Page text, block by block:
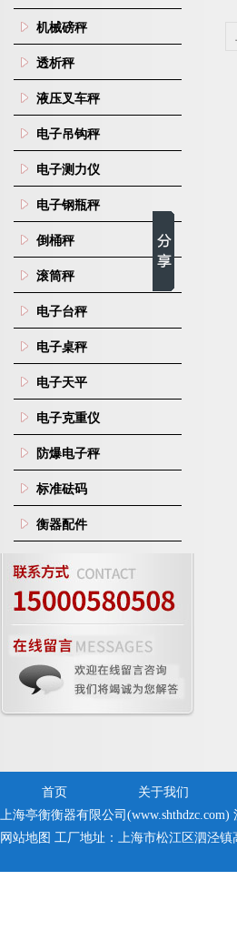
机械磅秤
透析秤
液压叉车秤
电子吊钩秤
电子测力仪
电子钢瓶秤
倒桶秤
滚筒秤
电子台秤
电子桌秤
电子天平
电子克重仪
防爆电子秤
标准砝码
衡器配件
首页 关于我们
上海亭衡衡器有限公司(www.shthdzc.com)
网站地图 工厂地址：上海市松江区泗泾镇